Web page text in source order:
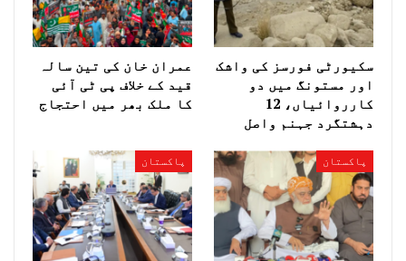
سکیورٹی فورسز کی واشک
اور مستونگ میں دو
کارروائیاں، 12
دہشتگرد جہنم واصل
عمران خان کی تین سالہ
قید کے خلاف پی ٹی آئی
کا ملک بھر میں احتجاج
پاکستان پاکستان